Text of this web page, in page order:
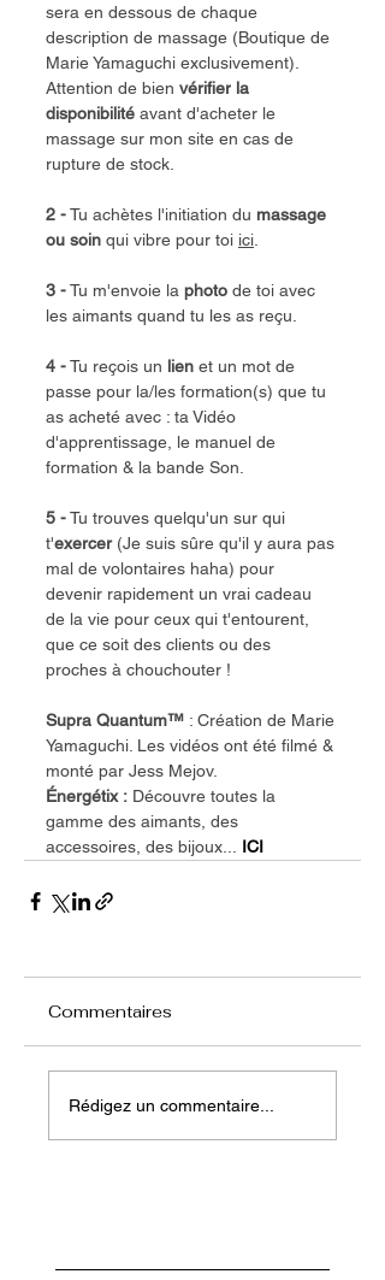
sera en dessous de chaque
description de massage (Boutique de
Marie Yamaguchi exclusivement).
Attention de bien vérifier la
disponibilité avant d'acheter le
massage sur mon site en cas de
rupture de stock.
2 - Tu achètes l'initiation du massage
ou soin qui vibre pour toi ici.
3 - Tu m'envoie la photo de toi avec
les aimants quand tu les as reçu.
4 - Tu reçois un lien et un mot de
passe pour la/les formation(s) que tu
as acheté avec : ta Vidéo
d'apprentissage, le manuel de
formation & la bande Son.
5 - Tu trouves quelqu'un sur qui
t'exercer (Je suis sûre qu'il y aura pas
mal de volontaires haha) pour
devenir rapidement un vrai cadeau
de la vie pour ceux qui t'entourent,
que ce soit des clients ou des
proches à chouchouter !
Supra Quantum™ : Création de Marie
Yamaguchi. Les vidéos ont été filmé &
monté par Jess Mejov.
Énergétix : Découvre toutes la
gamme des aimants, des
accessoires, des bijoux... ICI
Commentaires
Rédigez un commentaire...